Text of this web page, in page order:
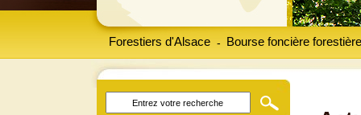
Forestiers d'Alsace Bourse foncière forestière
-